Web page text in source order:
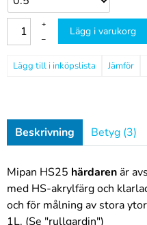
+
–
Lägg i varukorg
Jämför
Beskrivning Betyg (3)
Mipan HS25 härdarenär
med HS-akrylfärg och
och för målning av stora
1L. (Se "rullgardin")